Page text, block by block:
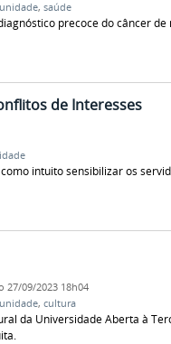
, saúde
precoce do câncer
de Interesses
intuito sensibilizar os
27/09/2023 18h04
, cultura
da Universidade Aberta à